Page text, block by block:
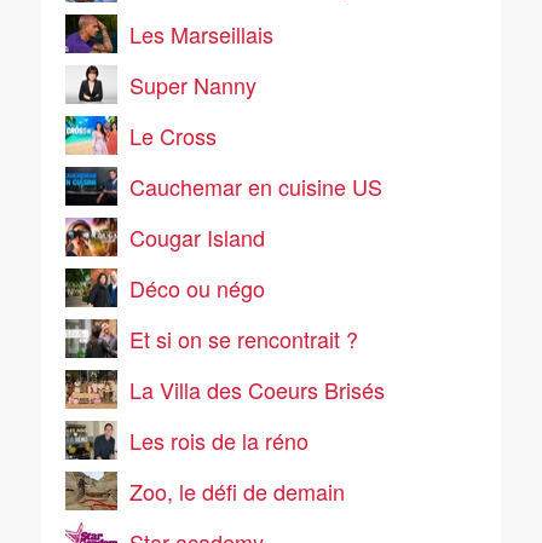
Les Marseillais
Super Nanny
Le Cross
Cauchemar en cuisine US
Cougar Island
Déco ou négo
Et si on se rencontrait ?
La Villa des Coeurs Brisés
Les rois de la réno
Zoo, le défi de demain